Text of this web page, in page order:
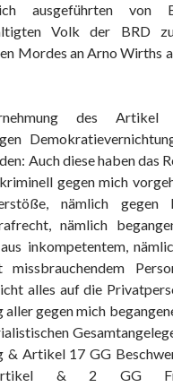
ausgeführten von
Volk der BRD
Mordes an Arno Wirths
des
Auch diese haben das
gegen mich
nämlich gegen
nämlich
inkompetentem,
missbrauchendem
alles auf die
aller gegen mich
& Artikel 17 GG
Artikel & 2 GG